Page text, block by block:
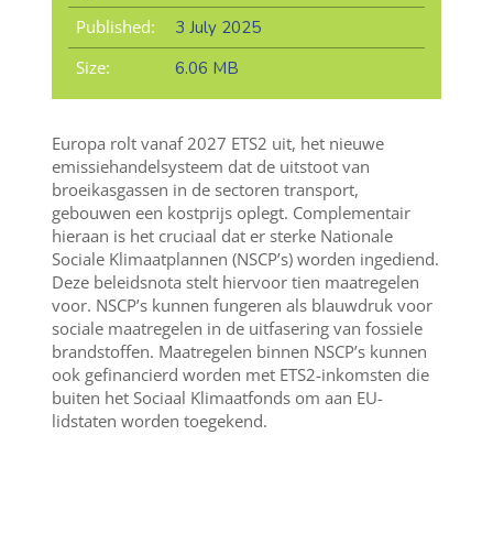
Published:
3 July 2025
Size:
6.06 MB
Europa rolt vanaf 2027 ETS2 uit, het nieuwe
emissiehandelsysteem dat de uitstoot van
broeikasgassen in de sectoren transport,
gebouwen een kostprijs oplegt. Complementair
hieraan is het cruciaal dat er sterke Nationale
Sociale Klimaatplannen (NSCP’s) worden ingediend.
Deze beleidsnota stelt hiervoor tien maatregelen
voor. NSCP’s kunnen fungeren als blauwdruk voor
sociale maatregelen in de uitfasering van fossiele
brandstoffen. Maatregelen binnen NSCP’s kunnen
ook gefinancierd worden met ETS2-inkomsten die
buiten het Sociaal Klimaatfonds om aan EU-
lidstaten worden toegekend.